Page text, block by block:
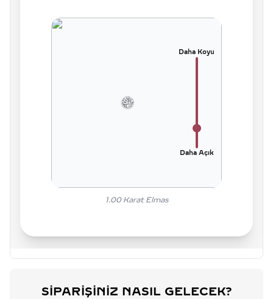
Daha Koyu
Daha Açık
1.00Karat Elmas
SIPARIŞINIZ NASIL GELECEK?